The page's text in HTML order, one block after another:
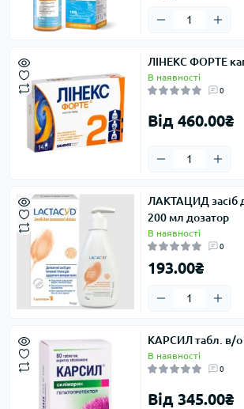
ЛІНЕКС ФОРТЕ
В наявності
0
Від 460.00₴
ЛАКТАЦИД засіб
200 мл дозатор
В наявності
0
193.00₴
КАРСИЛ табл. в/
В наявності
0
Від 345.00₴